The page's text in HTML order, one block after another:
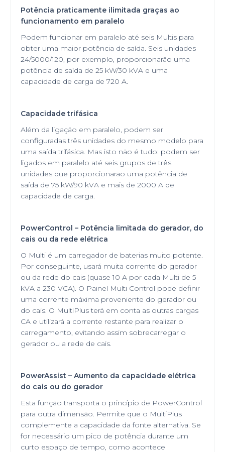
Potência praticamente ilimitada graças ao
funcionamento em paralelo
Podem funcionar em paralelo até seis Multis para
obter uma maior potência de saída. Seis unidades
24/5000/120, por exemplo, proporcionarão uma
potência de saída de 25 kW/30 kVA e uma
capacidade de carga de 720 A.
Capacidade trifásica
Além da ligação em paralelo, podem ser
configuradas três unidades do mesmo modelo para
uma saída trifásica. Mas isto não é tudo: podem ser
ligados em paralelo até seis grupos de três
unidades que proporcionarão uma potência de
saída de 75 kW/90 kVA e mais de 2000 A de
capacidade de carga.
PowerControl – Potência limitada do gerador, do
cais ou da rede elétrica
O Multi é um carregador de baterias muito potente.
Por conseguinte, usará muita corrente do gerador
ou da rede do cais (quase 10 A por cada Multi de 5
kVA a 230 VCA). O Painel Multi Control pode definir
uma corrente máxima proveniente do gerador ou
do cais. O MultiPlus terá em conta as outras cargas
CA e utilizará a corrente restante para realizar o
carregamento, evitando assim sobrecarregar o
gerador ou a rede de cais.
PowerAssist – Aumento da capacidade elétrica
do cais ou do gerador
Esta função transporta o princípio de PowerControl
para outra dimensão. Permite que o MultiPlus
complemente a capacidade da fonte alternativa. Se
for necessário um pico de potência durante um
curto espaço de tempo, como acontece